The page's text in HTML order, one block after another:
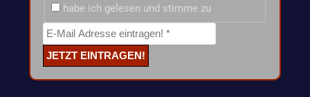
habe ich gelesen und stimme zu